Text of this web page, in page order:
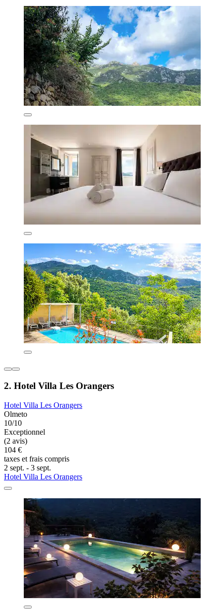
2. Hotel Villa Les Orangers
Hotel Villa Les Orangers
Olmeto
10/10
Exceptionnel
(2 avis)
104 €
taxes et frais compris
2 sept. - 3 sept.
Hotel Villa Les Orangers